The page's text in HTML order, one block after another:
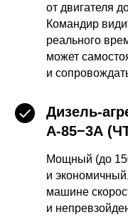
от двигателя
Командир
реального
может
и
Дизель-
А-85−3А
Мощный (до
и
машине
и